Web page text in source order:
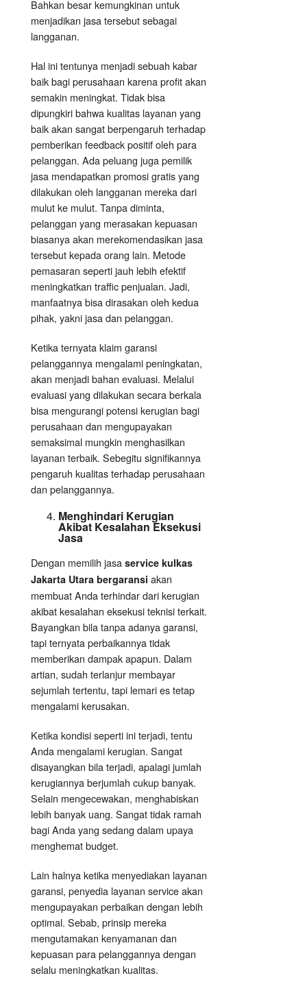
Bahkan besar kemungkinan untuk
menjadikan jasa tersebut sebagai
langganan.
Hal ini tentunya menjadi sebuah kabar
baik bagi perusahaan karena profit akan
semakin meningkat. Tidak bisa
dipungkiri bahwa kualitas layanan yang
baik akan sangat berpengaruh terhadap
pemberikan feedback positif oleh para
pelanggan. Ada peluang juga pemilik
jasa mendapatkan promosi gratis yang
dilakukan oleh langganan mereka dari
mulut ke mulut. Tanpa diminta,
pelanggan yang merasakan kepuasan
biasanya akan merekomendasikan jasa
tersebut kepada orang lain. Metode
pemasaran seperti jauh lebih efektif
meningkatkan traffic penjualan. Jadi,
manfaatnya bisa dirasakan oleh kedua
pihak, yakni jasa dan pelanggan.
Ketika ternyata klaim garansi
pelanggannya mengalami peningkatan,
akan menjadi bahan evaluasi. Melalui
evaluasi yang dilakukan secara berkala
bisa mengurangi potensi kerugian bagi
perusahaan dan mengupayakan
semaksimal mungkin menghasilkan
layanan terbaik. Sebegitu signifikannya
pengaruh kualitas terhadap perusahaan
dan pelanggannya.
Menghindari Kerugian
Akibat KesalahanEksekusi
Jasa
Dengan memilih jasa service kulkas
Jakarta Utara bergaransi akan
membuat Anda terhindar dari kerugian
akibat kesalahan eksekusi teknisi terkait.
Bayangkan bila tanpa adanya garansi,
tapi ternyata perbaikannya tidak
memberikan dampak apapun. Dalam
artian, sudah terlanjur membayar
sejumlah tertentu, tapi lemari es tetap
mengalami kerusakan.
Ketika kondisi seperti ini terjadi, tentu
Anda mengalami kerugian. Sangat
disayangkan bila terjadi, apalagi jumlah
kerugiannya berjumlah cukup banyak.
Selain mengecewakan, menghabiskan
lebih banyak uang. Sangat tidak ramah
bagi Anda yang sedang dalam upaya
menghemat budget.
Lain halnya ketika menyediakan layanan
garansi, penyedia layanan service akan
mengupayakan perbaikan dengan lebih
optimal. Sebab, prinsip mereka
mengutamakan kenyamanan dan
kepuasan para pelanggannya dengan
selalu meningkatkan kualitas.